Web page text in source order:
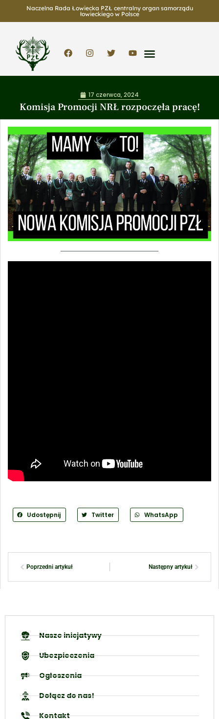
Naczelna Rada Łowiecka PZŁ centralny organ samorządu
łowieckiego w Polsce
Komisja Promocji NRŁ rozpoczęła pracę!
17 czerwca, 2024
Udostępnij Twitter WhatsApp
Poprzedni artykuł Następny artykuł
Nasze inicjatywy
Ubezpieczenia
Ogłoszenia
Dołącz do nas!
Kontakt